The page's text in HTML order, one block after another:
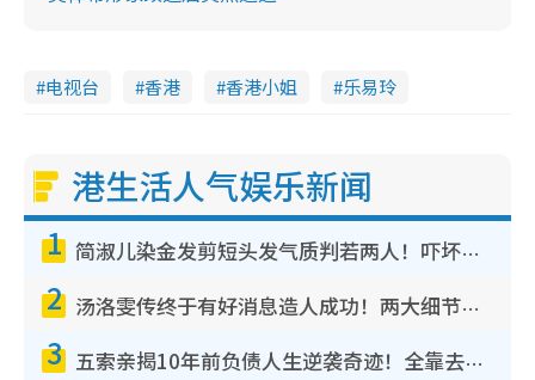
电视台 香港 香港小姐 乐易玲
港生活人气娱乐新闻
1 简淑儿染金发剪短头发气质判若两人！吓坏老公麦大力都认不出：“你做什么？”
2 汤洛雯传终于有好消息造人成功！两大细节曝孕味极浓引猜测：大肚婆先会咁！
3 五索亲揭10年前负债人生逆袭奇迹！全靠去一地方转运后即遇上马先生